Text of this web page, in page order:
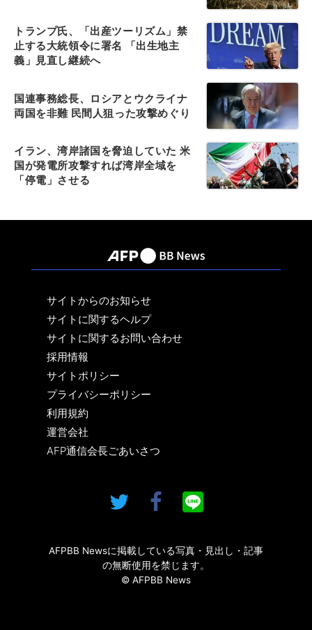
トランプ氏、「出産ツーリズム」禁
止する大統領令に署名 「出生地主
義」見直し継続へ
国連事務総長、ロシアとウクライナ
両国を非難 民間人狙った攻撃めぐり
イラン、湾岸諸国を脅迫していた 米
国が発電所攻撃すれば湾岸全域を
「停電」させる
サイトからのお知らせ
サイトに関するヘルプ
サイトに関するお問い合わせ
採用情報
サイトポリシー
プライバシーポリシー
利用規約
運営会社
AFP通信会長ごあいさつ
AFPBB Newsに掲載している写真・見出し・記事
の無断使用を禁じます。
© AFPBB News